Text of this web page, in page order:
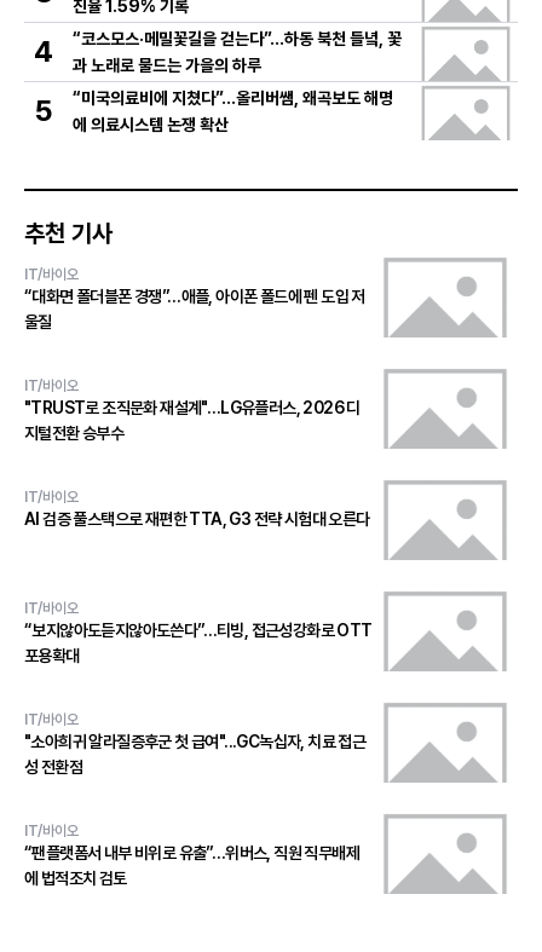
진율 1.59% 기록
4
“코스모스·메밀꽃길을 걷는다”…하동 북천 들녘, 꽃
과 노래로 물드는 가을의 하루
5
“미국의료비에 지쳤다”…올리버쌤, 왜곡보도 해명
에 의료시스템 논쟁 확산
추천 기사
IT/바이오
“대화면 폴더블폰 경쟁”…애플, 아이폰 폴드에 펜 도입 저
울질
IT/바이오
"TRUST로 조직문화 재설계"…LG유플러스, 2026 디
지털전환 승부수
IT/바이오
AI 검증 풀스택으로 재편한 TTA, G3 전략 시험대 오른다
IT/바이오
“보지않아도듣지않아도쓴다”…티빙, 접근성강화로 OTT
포용확대
IT/바이오
"소아희귀 알라질증후군 첫 급여"...GC녹십자, 치료 접근
성 전환점
IT/바이오
“팬플랫폼서 내부 비위로 유출”…위버스, 직원 직무배제
에 법적조치 검토